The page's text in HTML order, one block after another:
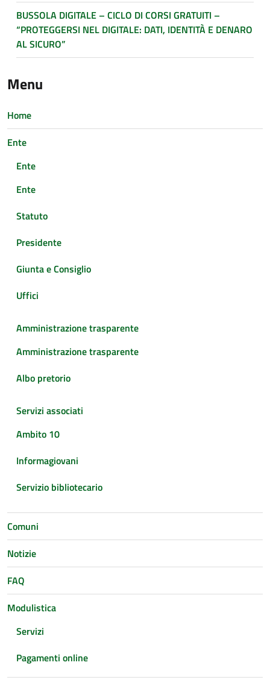
BUSSOLA DIGITALE – CICLO DI CORSI GRATUITI –
“PROTEGGERSI NEL DIGITALE: DATI, IDENTITÀ E DENARO
AL SICURO”
Menu
Home
Ente
Ente
Ente
Statuto
Presidente
Giunta e Consiglio
Uffici
Amministrazione trasparente
Amministrazione trasparente
Albo pretorio
Servizi associati
Ambito 10
Informagiovani
Servizio bibliotecario
Comuni
Notizie
FAQ
Modulistica
Servizi
Pagamenti online